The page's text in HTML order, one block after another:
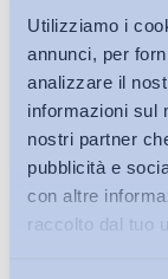
Utilizziamo i
annunci, per
analizzare il
informazioni sul
nostri partner
pubblicità e
con altre
raccolto dal tuo